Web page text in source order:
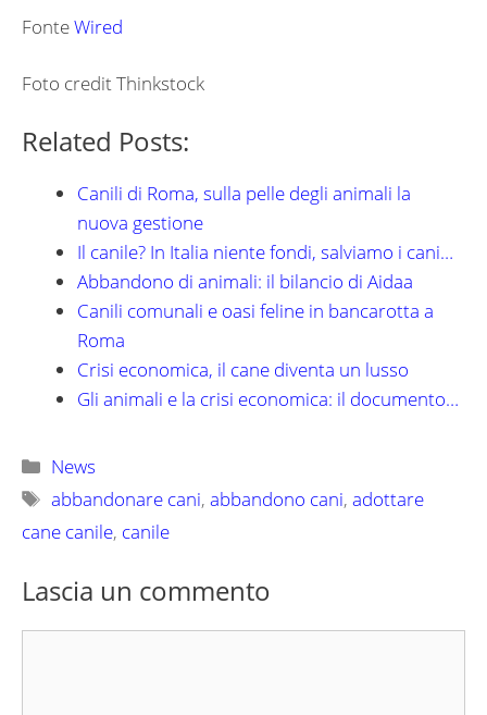
FonteWired
Foto credit Thinkstock
Related Posts:
Canili di Roma, sulla pelle degli animali la
nuova gestione
Il canile? In Italia niente fondi, salviamo i cani…
Abbandono di animali: il bilancio di Aidaa
Canili comunali e oasi feline in bancarotta a
Roma
Crisi economica, il cane diventa un lusso
Gli animali e la crisi economica: il documento…
Categorie
News
Tag
abbandonare cani,abbandono cani,adottare
cane canile, canile
Lascia un commento